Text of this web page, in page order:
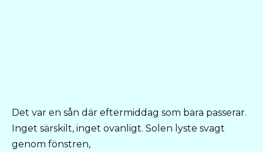
Det var en sån där eftermiddag som bara passerar.
Inget särskilt, inget ovanligt. Solen lyste svagt
genom fönstren,